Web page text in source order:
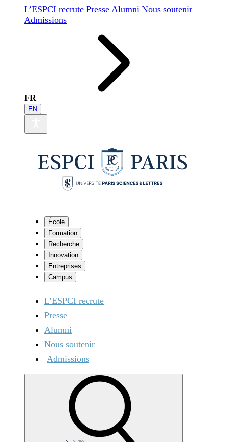
L’ESPCI recrute Presse Alumni Nous soutenir
Admissions
FR
EN
École
Formation
Recherche
Innovation
Entreprises
Campus
L’ESPCI recrute
Presse
Alumni
Nous soutenir
Admissions